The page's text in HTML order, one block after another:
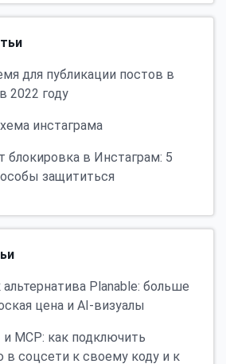
для публикации постов в
2022 году
инстаграма
блокировка в Инстаграм: 5
защититься
Planable: больше
цена и AI-визуалы
MCP: как подключить
в соцсети к своему коду и к